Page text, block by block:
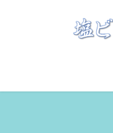
ス
ン